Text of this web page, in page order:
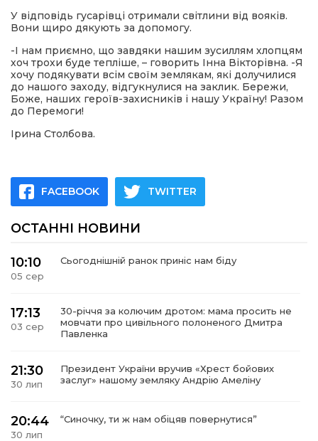
У відповідь гусарівці отримали світлини від вояків.
Вони щиро дякують за допомогу.
-І нам приємно, що завдяки нашим зусиллям хлопцям
хоч трохи буде тепліше, – говорить Інна Вікторівна. -Я
хочу подякувати всім своїм землякам, які долучилися
до нашого заходу, відгукнулися на заклик. Бережи,
Боже, наших героїв-захисників і нашу Україну! Разом
до Перемоги!
Ірина Столбова.
FACEBOOK TWITTER
ОСТАННІ НОВИНИ
10:10
05 сер
Сьогоднішній ранок приніс нам біду
17:13
03 сер
30-річчя за колючим дротом: мама просить не
мовчати про цивільного полоненого Дмитра
Павленка
21:30
30 лип
Президент України вручив «Хрест бойових
заслуг» нашому земляку Андрію Амеліну
20:44
30 лип
“Синочку, ти ж нам обіцяв повернутися”